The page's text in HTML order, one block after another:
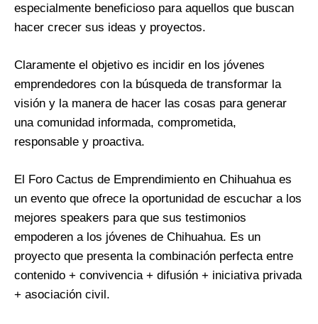
especialmente beneficioso para aquellos que buscan
hacer crecer sus ideas y proyectos.
Claramente el objetivo es incidir en los jóvenes
emprendedores con la búsqueda de transformar la
visión y la manera de hacer las cosas para generar
una comunidad informada, comprometida,
responsable y proactiva.
El Foro Cactus de Emprendimiento en Chihuahua es
un evento que ofrece la oportunidad de escuchar a los
mejores speakers para que sus testimonios
empoderen a los jóvenes de Chihuahua. Es un
proyecto que presenta la combinación perfecta entre
contenido + convivencia + difusión + iniciativa privada
+ asociación civil.